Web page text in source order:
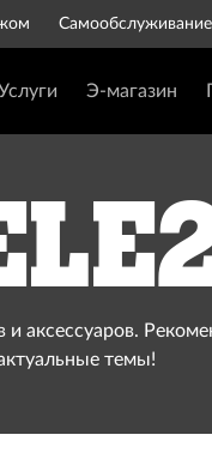
Самообслуживание
Э-магазин
аксессуаров.
темы!